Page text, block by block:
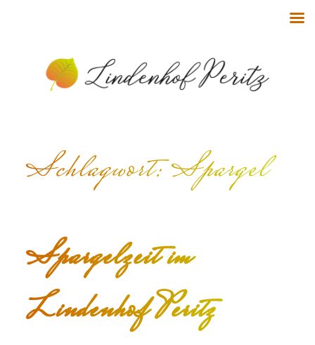
Schlagwort:Spargel
Spargelzeit im
Lindenhof Peritz